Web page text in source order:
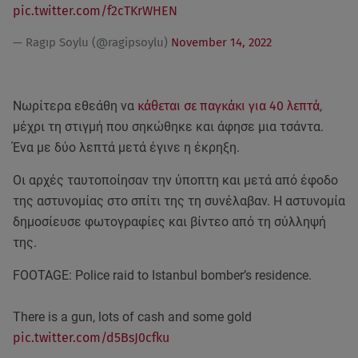
pic.twitter.com/f2cTKrWHEN
— Ragıp Soylu (@ragipsoylu) November 14, 2022
Νωρίτερα εθεάθη να κάθεται σε παγκάκι για 40 λεπτά,
μέχρι τη στιγμή που σηκώθηκε και άφησε μια τσάντα.
Ένα με δύο λεπτά μετά έγινε η έκρηξη.
Οι αρχές ταυτοποίησαν την ύποπτη και μετά από έφοδο
της αστυνομίας στο σπίτι της τη συνέλαβαν. Η αστυνομία
δημοσίευσε φωτογραφίες και βίντεο από τη σύλληψή
της.
FOOTAGE: Police raid to Istanbul bomber’s residence.
There is a gun, lots of cash and some gold
pic.twitter.com/d5BsJ0cfku